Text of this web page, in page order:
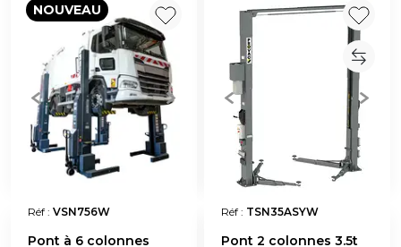
NOUVEAU
Réf : VSN756W
Pont à 6 colonnes
Réf : TSN35ASYW
Pont 2 colonnes 3.5t